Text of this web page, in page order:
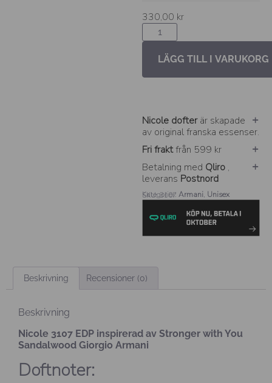
330,00 kr
LÄGG TILL I VARUKORG
Nicole dofterär skapade
av original franska essenser.
Fri fraktfrån 599 kr
Betalning med Qliro ,
leverans Postnord
SKU: 3107
Kategorier: Armani, Unisex
Beskrivning Recensioner (0)
Beskrivning
Nicole 3107 EDP inspirerad av Stronger with You
Sandalwood Giorgio Armani
Doftnoter: